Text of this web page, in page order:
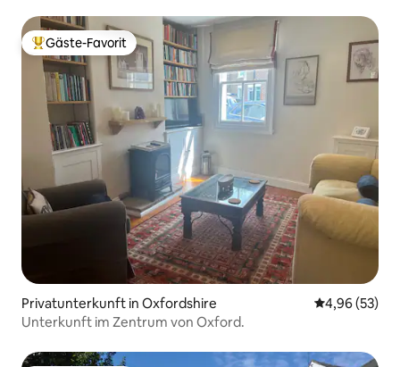
Beliebter Gäste-Favorit.
Gäste-Favorit
Privatunterkunft in Oxfordshire
4,96 (53)
Unterkunft im Zentrum von Oxford.